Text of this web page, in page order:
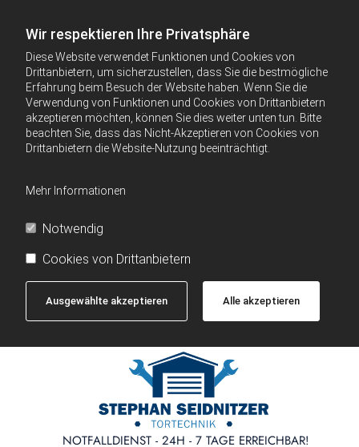
Wir respektieren Ihre Privatsphäre
Diese Website verwendet Funktionen und Cookies von
Drittanbietern, um sicherzustellen, dass Sie die bestmögliche
Erfahrung beim Besuch der Website haben. Wenn Sie die
Verwendung von Funktionen und Cookies von Drittanbietern
akzeptieren möchten, können Sie dies weiter unten tun. Bitte
beachten Sie, dass das Nicht-Akzeptieren von Cookies von
Drittanbietern die Website-Nutzung beeinträchtigt.
Mehr Informationen
Notwendig
Cookies von Drittanbietern
Ausgewählte akzeptieren Alle akzeptieren
NOTFALLDIENST - 24H - 7 TAGE ERREICHBAR!